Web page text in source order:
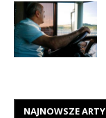
NAJNOWSZE